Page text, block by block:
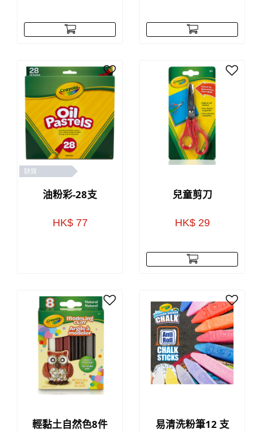
缺貨
油粉彩-28支
HK$ 77
兒童剪刀
HK$ 29
輕黏土自然色8件 易清洗粉筆12 支